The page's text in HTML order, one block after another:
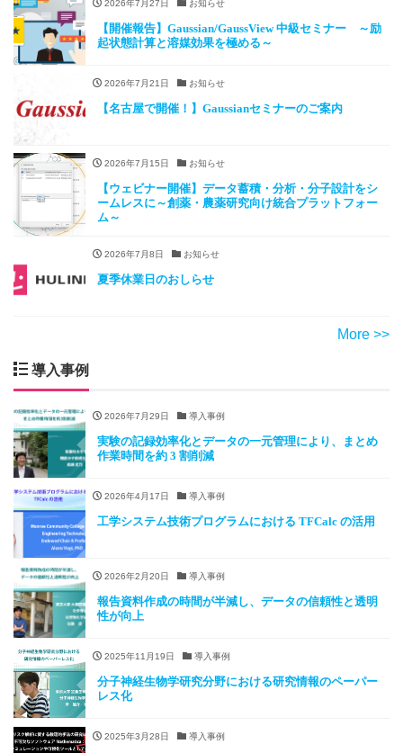
2026年7月27日 お知らせ
【開催報告】Gaussian/GaussView 中級セミナー ～励
起状態計算と溶媒効果を極める～
2026年7月21日 お知らせ
【名古屋で開催！】Gaussianセミナーのご案内
2026年7月15日 お知らせ
【ウェビナー開催】データ蓄積・分析・分子設計をシ
ームレスに～創薬・農薬研究向け統合プラットフォー
ム～
2026年7月8日 お知らせ
夏季休業日のおしらせ
More >>
導入事例
2026年7月29日 導入事例
実験の記録効率化とデータの一元管理により、まとめ
作業時間を約 3 割削減
2026年4月17日 導入事例
工学システム技術プログラムにおける TFCalc の活用
2026年2月20日 導入事例
報告資料作成の時間が半減し、データの信頼性と透明
性が向上
2025年11月19日 導入事例
分子神経生物学研究分野における研究情報のペーパー
レス化
2025年3月28日 導入事例